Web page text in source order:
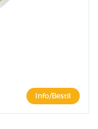
Info/Bestil